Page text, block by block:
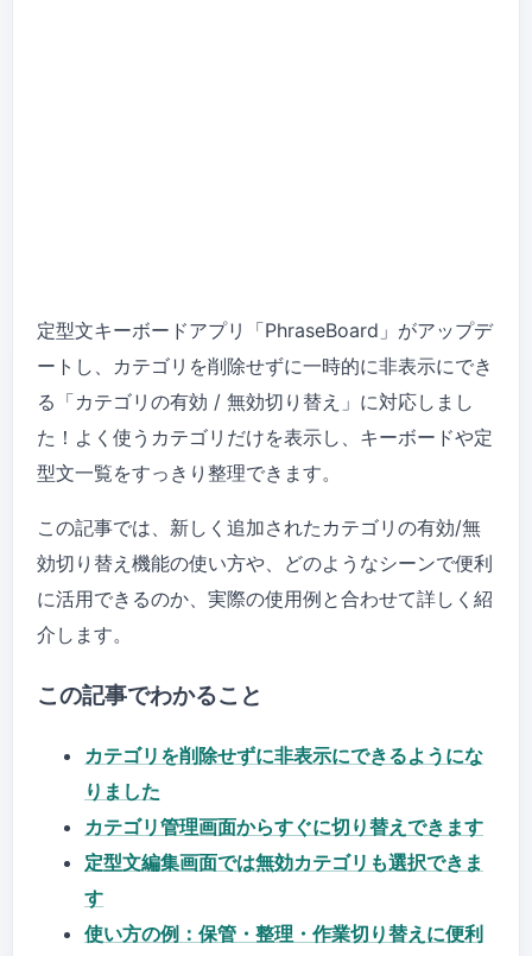
定型文キーボードアプリ「PhraseBoard」がアップデ
ートし、カテゴリを削除せずに一時的に非表示にでき
る「カテゴリの有効 / 無効切り替え」に対応しまし
た！よく使うカテゴリだけを表示し、キーボードや定
型文一覧をすっきり整理できます。
この記事では、新しく追加されたカテゴリの有効/無
効切り替え機能の使い方や、どのようなシーンで便利
に活用できるのか、実際の使用例と合わせて詳しく紹
介します。
この記事でわかること
カテゴリを削除せずに非表示にできるようにな
りました
カテゴリ管理画面からすぐに切り替えできます
定型文編集画面では無効カテゴリも選択できま
す
使い方の例：保管・整理・作業切り替えに便利